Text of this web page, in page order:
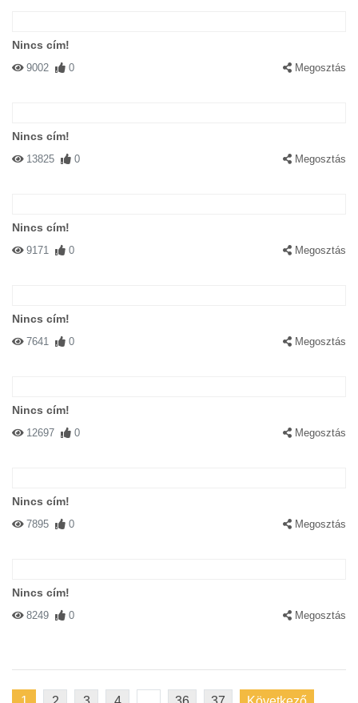
Nincs cím!
9002 0 Megosztás
Nincs cím!
13825 0 Megosztás
Nincs cím!
9171 0 Megosztás
Nincs cím!
7641 0 Megosztás
Nincs cím!
12697 0 Megosztás
Nincs cím!
7895 0 Megosztás
Nincs cím!
8249 0 Megosztás